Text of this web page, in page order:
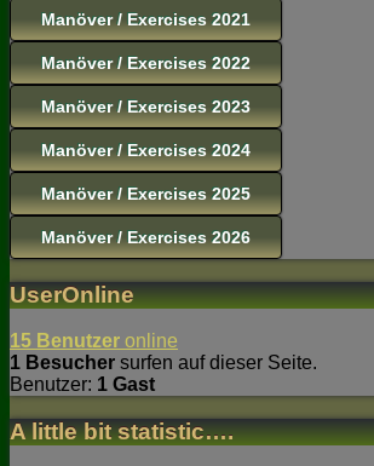
Manöver / Exercises 2021
Manöver / Exercises 2022
Manöver / Exercises 2023
Manöver / Exercises 2024
Manöver / Exercises 2025
Manöver / Exercises 2026
UserOnline
15 Benutzer online
1 Besucher surfen auf dieser Seite.
Benutzer: 1 Gast
A little bit statistic….